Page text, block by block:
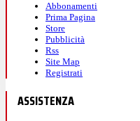
Abbonamenti
Prima Pagina
Store
Pubblicità
Rss
Site Map
Registrati
ASSISTENZA